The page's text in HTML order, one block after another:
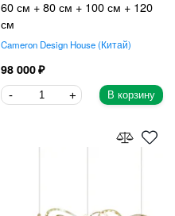
60 см + 80 см + 100 см + 120
см
Cameron Design House Китай
98 000
В корзину